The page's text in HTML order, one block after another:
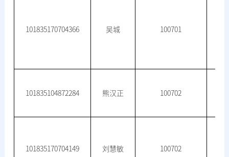
101835170704366 吴城 100701
101835104872284 熊汉正 100702
101835170704149 刘慧敏 100702